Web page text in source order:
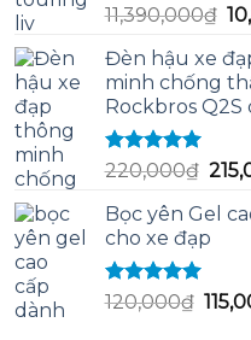
Được xếp
hạng
5.00
sao
11,390,000₫
là:
Đèn hậu xe
minh chống
Rockbros
Được xếp
hạng
sao
220,000₫ Giá
là:
Bọc yên Gel
cho xe đạp
Được xếp
hạng
120,000₫ Giá